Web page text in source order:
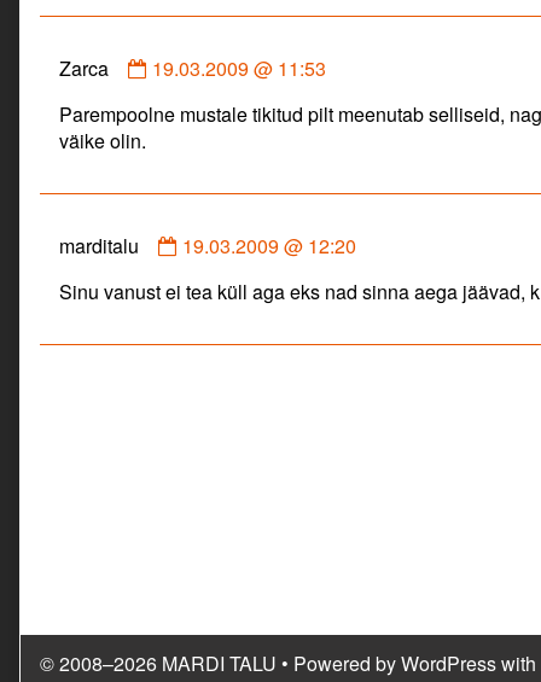
Zarca
Comment
Zarca
19.03.2009 @ 11:53
Parempoolne mustale tikitud pilt meenutab selliseid,
väike olin.
marditalu
Comment
marditalu
on
19.03.2009 @ 12:20
Sinu vanust ei tea küll aga eks nad sinna aega jäävad,
© 2008–2026 MARDI TALU • Powered byWordPresswith